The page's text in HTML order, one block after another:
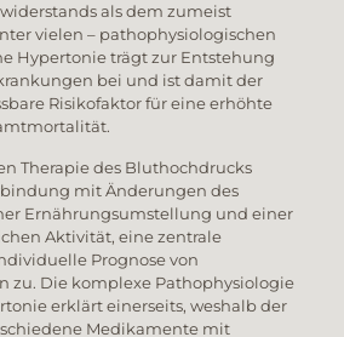
als dem zumeist
vielen – pathophysiologischen
Hypertonie trägt zur Entstehung
bei und ist damit der
Risikofaktor für eine erhöhte
Therapie des Bluthochdrucks
mit Änderungen des
Ernährungsumstellung und einer
Aktivität, eine zentrale
Prognose von
zu. Die komplexe Pathophysiologie
erklärt einerseits, weshalb der
Medikamente mit